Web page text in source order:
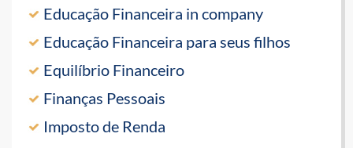
Educação Financeira in company
Educação Financeira para seus filhos
Equilíbrio Financeiro
Finanças Pessoais
Imposto de Renda